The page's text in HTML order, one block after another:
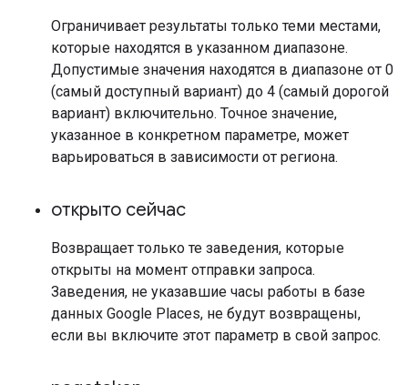
Ограничивает результаты только теми местами,
которые находятся в указанном диапазоне.
Допустимые значения находятся в диапазоне от 0
(самый доступный вариант) до 4 (самый дорогой
вариант) включительно. Точное значение,
указанное в конкретном параметре, может
варьироваться в зависимости от региона.
открыто сейчас
Возвращает только те заведения, которые
открыты на момент отправки запроса.
Заведения, не указавшие часы работы в базе
данных Google Places, не будут возвращены,
если вы включите этот параметр в свой запрос.